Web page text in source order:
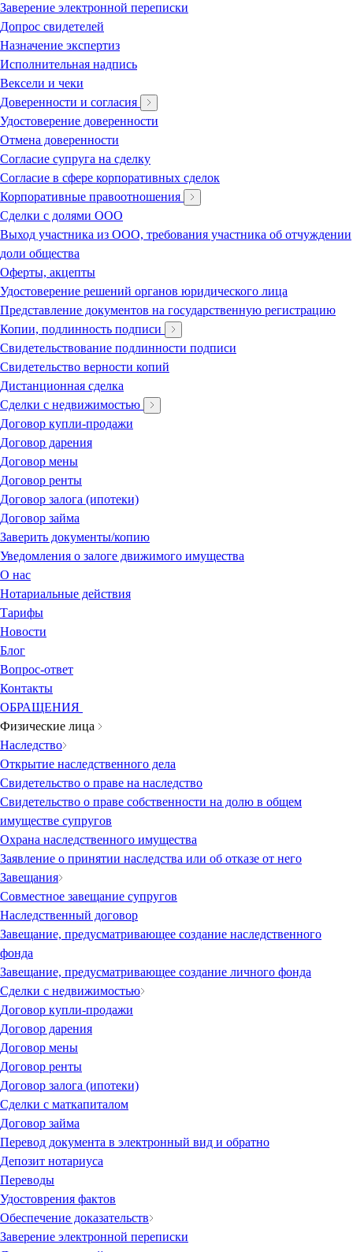
Заверение электронной переписки
Допрос свидетелей
Назначение экспертиз
Исполнительная надпись
Вексели и чеки
Доверенности и согласия
Удостоверение доверенности
Отмена доверенности
Согласие супруга на сделку
Согласие в сфере корпоративных сделок
Корпоративные правоотношения
Сделки с долями ООО
Выход участника из ООО, требования участника об отчуждении
доли общества
Оферты, акцепты
Удостоверение решений органов юридического лица
Представление документов на государственную регистрацию
Копии, подлинность подписи
Свидетельствование подлинности подписи
Свидетельство верности копий
Дистанционная сделка
Сделки с недвижимостью
Договор купли-продажи
Договор дарения
Договор мены
Договор ренты
Договор залога (ипотеки)
Договор займа
Заверить документы/копию
Уведомления о залоге движимого имущества
О нас
Нотариальные действия
Тарифы
Новости
Блог
Вопрос-ответ
Контакты
ОБРАЩЕНИЯ
Физические лица
Наследство
Открытие наследственного дела
Свидетельство о праве на наследство
Свидетельство о праве собственности на долю в общем
имуществе супругов
Охрана наследственного имущества
Заявление о принятии наследства или об отказе от него
Завещания
Совместное завещание супругов
Наследственный договор
Завещание, предусматривающее создание наследственного
фонда
Завещание, предусматривающее создание личного фонда
Сделки с недвижимостью
Договор купли-продажи
Договор дарения
Договор мены
Договор ренты
Договор залога (ипотеки)
Сделки с маткапиталом
Договор займа
Перевод документа в электронный вид и обратно
Депозит нотариуса
Переводы
Удостоврения фактов
Обеспечение доказательств
Заверение электронной переписки